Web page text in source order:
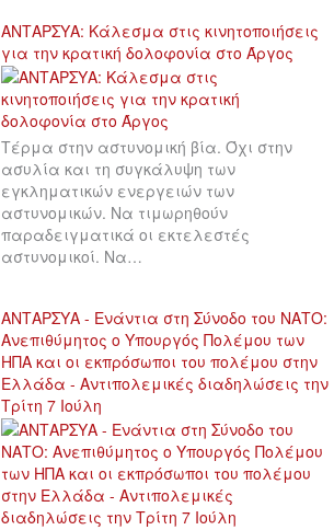
ΑΝΤΑΡΣΥΑ: Κάλεσμα στις κινητοποιήσεις
για την κρατική δολοφονία στο Άργος
Τέρμα στην αστυνομική βία. Όχι στην
ασυλία και τη συγκάλυψη των
εγκληματικών ενεργειών των
αστυνομικών. Να τιμωρηθούν
παραδειγματικά οι εκτελεστές
αστυνομικοί. Να…
ΑΝΤΑΡΣΥΑ - Ενάντια στη Σύνοδο του ΝΑΤΟ:
Ανεπιθύμητος ο Υπουργός Πολέμου των
ΗΠΑ και οι εκπρόσωποι του πολέμου στην
Ελλάδα - Αντιπολεμικές διαδηλώσεις την
Τρίτη 7 Ιούλη